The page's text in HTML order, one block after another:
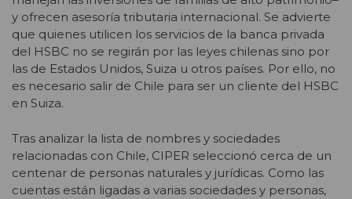
y ofrecen asesoría tributaria internacional. Se advierte
que quienes utilicen los servicios de la banca privada
del HSBC no se regirán por las leyes chilenas sino por
las de Estados Unidos, Suiza u otros países. Por ello, no
es necesario salir de Chile para ser un cliente del HSBC
en Suiza.
Tras analizar la lista de nombres y sociedades
relacionadas con Chile, CIPER seleccionó cerca de un
centenar de personas naturales y jurídicas. Como las
cuentas están ligadas a varias sociedades y personas,